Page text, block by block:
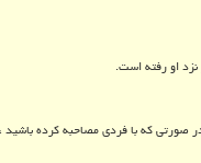
او رفته است.
که با فردی مصاحبه کرده باشید